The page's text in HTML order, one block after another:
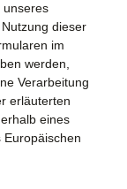
unseres
dieser
im
werden,
Verarbeitung
erläuterten
eines